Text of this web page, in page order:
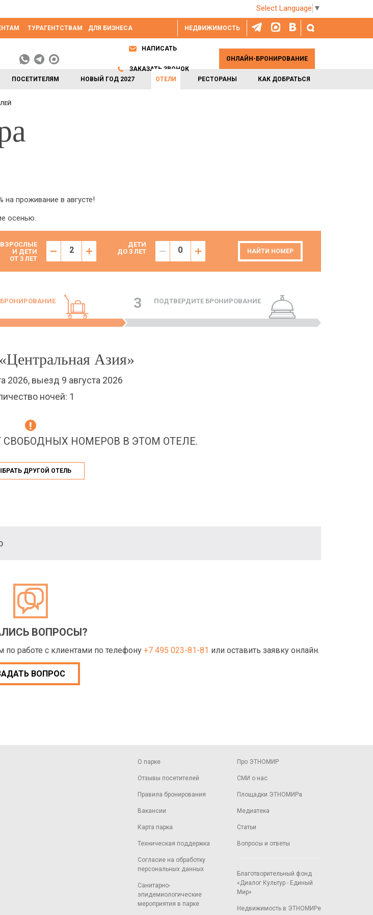
Select Language ▼
НЕДВИЖИМОСТЬ
ТУРАГЕНТСТВАМ ДЛЯ БИЗНЕСА
ПОСЕТИТЕЛЯМ НОВЫЙ ГОД 2027 ОТЕЛИ РЕСТОРАНЫ КАК ДОБРАТЬСЯ
НАПИСАТЬ
ЗАКАЗАТЬ ЗВОНОК
ОНЛАЙН-БРОНИРОВАНИЕ
на проживание в августе!
осенью.
ВЗРОСЛЫЕ
И ДЕТИ
ОТ 3 ЛЕТ
ДЕТИ
ДО 3 ЛЕТ
НАЙТИ НОМЕР
3 ПОДТВЕРДИТЕ БРОНИРОВАНИЕ
Азия»
2026, выезд 9 августа 2026
ночей: 1
НОМЕРОВ В ЭТОМ ОТЕЛЕ.
ДРУГОЙ ОТЕЛЬ
ВОПРОСЫ?
работе с клиентами по телефону +7 495 023-81-81 или оставить заявку онлайн.
ВОПРОС
О парке
Отзывы посетителей
Правила бронирования
Вакансии
Карта парка
Техническая поддержка
Согласие на обработку
персональных данных
Санитарно-
эпидемиологические
мероприятия в парке
Про ЭТНОМИР
СМИ о нас
Площадки ЭТНОМИРа
Медиатека
Статьи
Вопросы и ответы
Благотворительный фонд
«Диалог Культур - Единый
Мир»
Недвижимость в ЭТНОМИРе